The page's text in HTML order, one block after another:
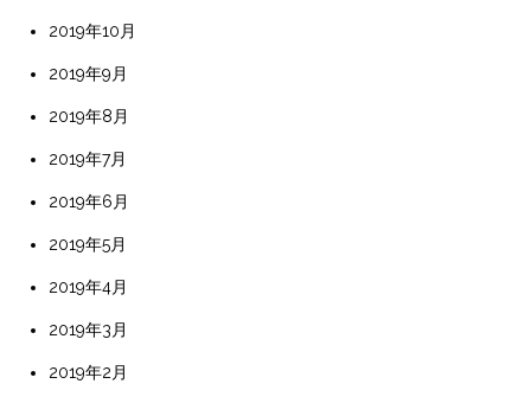
2019年10月
2019年9月
2019年8月
2019年7月
2019年6月
2019年5月
2019年4月
2019年3月
2019年2月